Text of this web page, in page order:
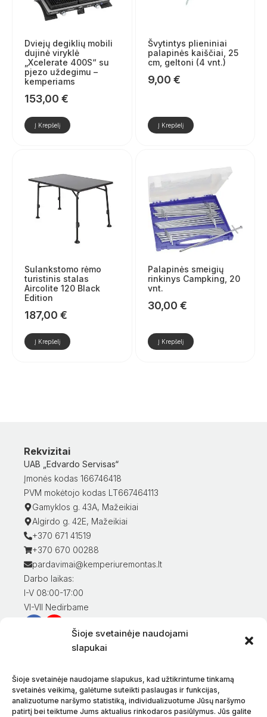
Šioje svetainėje naudojami
slapukai
Šioje svetainėje naudojame slapukus, kad užtikrintume tinkamą
svetainės veikimą, galėtume suteikti paslaugas ir funkcijas,
analizuotume naršymo statistiką, individualizuotume Jūsų naršymo
patirtį bei teiktume Jums aktualius rinkodaros pasiūlymus. Jūs galite
Dviejų degiklių mobili
dujinė viryklė
„Xcelerate 400S“ su
pjezo uždegimu –
kemperiams
153,00 €
Į Krepšelį
Švytintys plieniniai
palapinės kaiščiai, 25
cm, geltoni (4 vnt.)
9,00 €
Į Krepšelį
Sulankstomo rėmo
turistinis stalas
Aircolite 120 Black
Edition
187,00 €
Į Krepšelį
Palapinės smeigių
rinkinys Campking, 20
vnt.
30,00 €
Į Krepšelį
Rekvizitai
UAB „Edvardo Servisas“
Įmonės kodas 166746418
PVM mokėtojo kodas LT667464113
Gamyklos g. 43A, Mažeikiai
Algirdo g. 42E, Mažeikiai
+370 671 41519
+370 670 00288
pardavimai@kemperiuremontas.lt
Darbo laikas:
I-V 08:00-17:00
VI-VII Nedirbame
Informacija klientams
Prekių pristatymas
Prekių grąžinimas